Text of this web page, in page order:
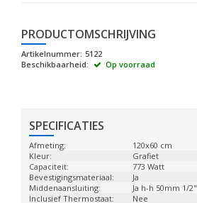
PRODUCTOMSCHRIJVING
Artikelnummer: 5122
Beschikbaarheid:
Op voorraad
SPECIFICATIES
Afmeting:
120x60 cm
Kleur:
Grafiet
Capaciteit:
773 Watt
Bevestigingsmateriaal:
Ja
Middenaansluiting:
Ja h-h 50mm 1/2"
Inclusief Thermostaat:
Nee